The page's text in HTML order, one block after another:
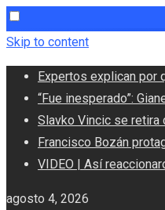
Skip to content
Expertos explican por
“Fue inesperado”:
Slavko Vincic se retira
Francisco Bozán
VIDEO | Así
agosto 4, 2026